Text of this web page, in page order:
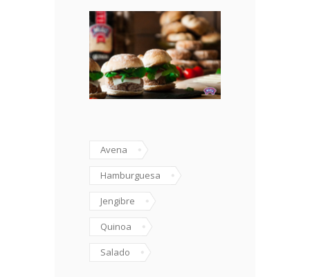
Avena
Hamburguesa
Jengibre
Quinoa
Salado